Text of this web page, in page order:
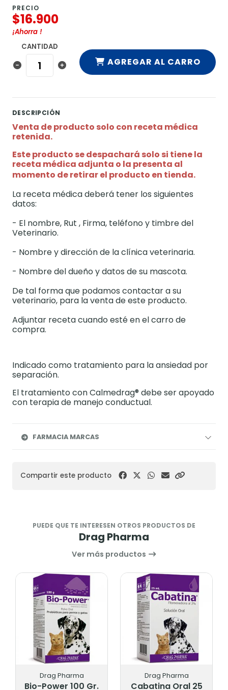
PRECIO
$16.900
¡Ahorra !
CANTIDAD
AGREGAR AL CARRO
DESCRIPCIÓN
Venta de producto solo con receta médica
retenida.
Este producto se despachará solo si tiene la
receta médica adjunta o la presenta al
momento de retirar el producto en tienda.
La receta médica deberá tener los siguientes
datos:
- El nombre, Rut , Firma, teléfono y timbre del
Veterinario.
- Nombre y dirección de la clínica veterinaria.
- Nombre del dueño y datos de su mascota.
De tal forma que podamos contactar a su
veterinario, para la venta de este producto.
Adjuntar receta cuando esté en el carro de
compra.
Indicado como tratamiento para la ansiedad por
separación.
El tratamiento con Calmedrag® debe ser apoyado
con terapia de manejo conductual.
FARMACIA MARCAS
Compartir este producto
PUEDE QUE TE INTERESEN OTROS PRODUCTOS DE
Drag Pharma
Ver más productos
Drag Pharma
Bio-Power 100 Gr.
Drag Pharma
Cabatina Oral 25